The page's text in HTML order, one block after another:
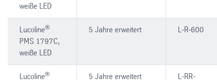
weiße LED
Lucoline®
PMS 1797C,
weiße LED
5 Jahre erweitert L-R-600
Lucoline® 5 Jahre erweitert
L-RR-